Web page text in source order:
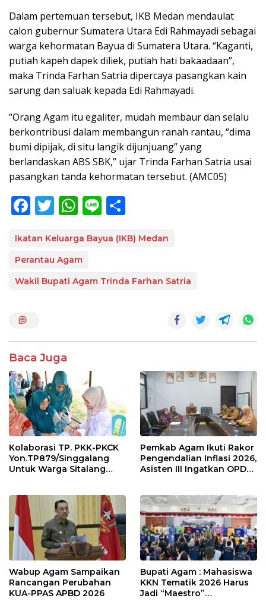
Dalam pertemuan tersebut, IKB Medan mendaulat
calon gubernur Sumatera Utara Edi Rahmayadi sebagai
warga kehormatan Bayua di Sumatera Utara. “Kaganti,
putiah kapeh dapek diliek, putiah hati bakaadaan”,
maka Trinda Farhan Satria dipercaya pasangkan kain
sarung dan saluak kepada Edi Rahmayadi.
“Orang Agam itu egaliter, mudah membaur dan selalu
berkontribusi dalam membangun ranah rantau, “dima
bumi dipijak, di situ langik dijunjuang” yang
berlandaskan ABS SBK,” ujar Trinda Farhan Satria usai
pasangkan tanda kehormatan tersebut. (AMC05)
F
ac
e
b
o
T
w
itt
er
W
h
at
s
A
Li
n
e ar
Ikatan Keluarga Bayua (IKB) Medan
Perantau Agam
Wakil Bupati Agam Trinda Farhan Satria
Baca Juga
Kolaborasi TP. PKK-PKCK
Yon.TP879/Singgalang
Untuk Warga Sitalang
Pemkab Agam Ikuti Rakor
Pengendalian Inflasi 2026,
Asisten III Ingatkan OPD
Wabup Agam Sampaikan
Rancangan Perubahan
KUA-PPAS APBD 2026
Bupati Agam : Mahasiswa
KKN Tematik 2026 Harus
Jadi “Maestro”